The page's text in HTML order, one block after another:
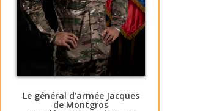
Le général d’armée Jacques
de Montgros